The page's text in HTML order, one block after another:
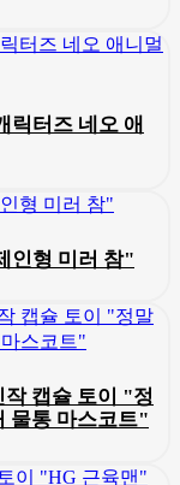
릭터즈 네오 애
인형 미러 참"
캡슐 토이 "정
물통 마스코트"